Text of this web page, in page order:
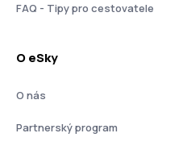
FAQ - Tipy pro cestovatele
O eSky
O nás
Partnerský program